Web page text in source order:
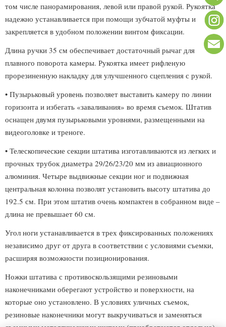
том числе панорамирования, левой или правой рукой. Рукоятка
надежно устанавливается при помощи зубчатой муфты и
закрепляется в удобном положении винтом фиксации.
Длина ручки 35 см обеспечивает достаточный рычаг для
плавного поворота камеры. Рукоятка имеет рифленую
прорезиненную накладку для улучшенного сцепления с рукой.
• Пузырьковый уровень позволяет выставить камеру по линии
горизонта и избегать «заваливания» во время съемок. Штатив
оснащен двумя пузырьковыми уровнями, размещенными на
видеоголовке и треноге.
• Телескопические секции штатива изготавливаются из легких и
прочных трубок диаметра 29/26/23/20 мм из авиационного
алюминия. Четыре выдвижные секции ног и подвижная
центральная колонна позволят установить высоту штатива до
192.5 см. При этом штатив очень компактен в собранном виде –
длина не превышает 60 см.
Угол ноги устанавливается в трех фиксированных положениях
независимо друг от друга в соответствии с условиями съемки,
расширяя возможности позиционирования.
Ножки штатива с противоскользящими резиновыми
наконечниками оберегают устройство и поверхности, на
которые оно установлено. В условиях уличных съемок,
резиновые наконечники могут выкручиваться и заменяться